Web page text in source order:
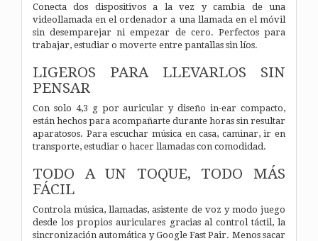
Conecta dos dispositivos a la vez y cambia de una
videollamada en el ordenador a una llamada en el móvil
sin desemparejar ni empezar de cero. Perfectos para
trabajar, estudiar o moverte entre pantallas sin líos.
LIGEROS PARA LLEVARLOS SIN
PENSAR
Con solo 4,3 g por auricular y diseño in-ear compacto,
están hechos para acompañarte durante horas sin resultar
aparatosos. Para escuchar música en casa, caminar, ir en
transporte, estudiar o hacer llamadas con comodidad.
TODO A UN TOQUE, TODO MÁS
FÁCIL
Controla música, llamadas, asistente de voz y modo juego
desde los propios auriculares gracias al control táctil, la
sincronización automática y Google Fast Pair. Menos sacar